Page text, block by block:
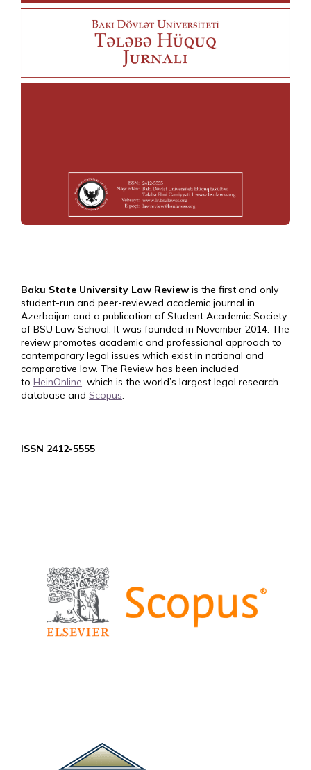
Baku State University Law Review is the first and only
student-run and peer-reviewed academic journal in
Azerbaijan and a publication of Student Academic Society
of BSU Law School. It was founded in November 2014. The
review promotes academic and professional approach to
contemporary legal issues which exist in national and
comparative law. The Review has been included
to HeinOnline, which is the world’s largest legal research
database and Scopus.
ISSN 2412-5555